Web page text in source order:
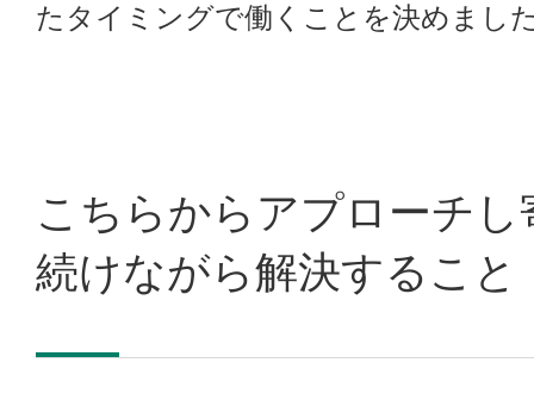
たタイミングで働くことを決めまし
こちらからアプローチし
続けながら解決すること